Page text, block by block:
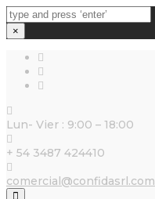
×
Lun- Vier : 9:00 – 18:00
+ 54 3487 424410
comercial@confidasrl.com